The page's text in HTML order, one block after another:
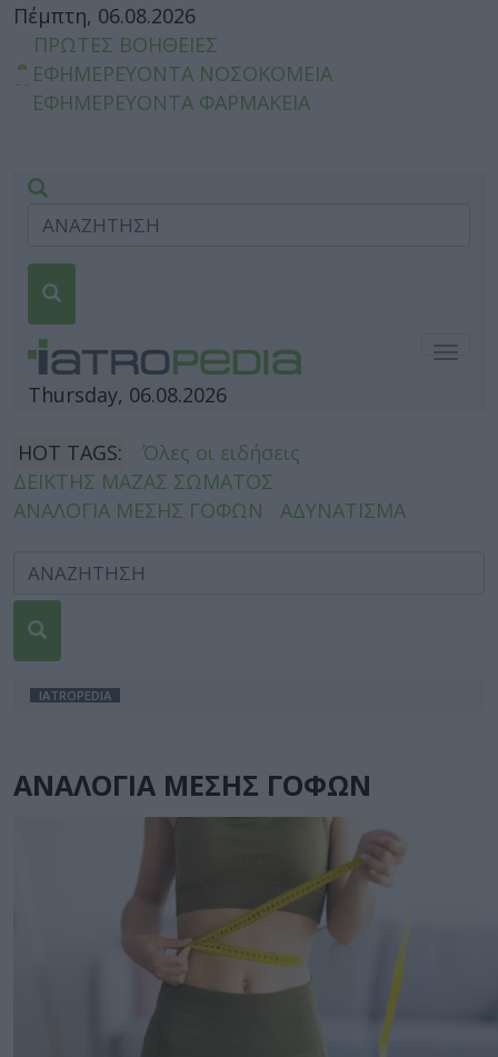
Πέμπτη, 06.08.2026
ΠΡΩΤΕΣ ΒΟΗΘΕΙΕΣ
ΕΦΗΜΕΡΕΥΟΝΤΑ ΝΟΣΟΚΟΜΕΙΑ
ΕΦΗΜΕΡΕΥΟΝΤΑ ΦΑΡΜΑΚΕΙΑ
Thursday, 06.08.2026
HOT TAGS:
Όλες οι ειδήσεις
ΔΕΙΚΤΗΣ ΜΑΖΑΣ ΣΩΜΑΤΟΣ
ΑΝΑΛΟΓΙΑ ΜΕΣΗΣ ΓΟΦΩΝ
ΑΔΥΝΑΤΙΣΜΑ
IATROPEDIA
ΑΝΑΛΟΓΙΑ ΜΕΣΗΣ ΓΟΦΩΝ